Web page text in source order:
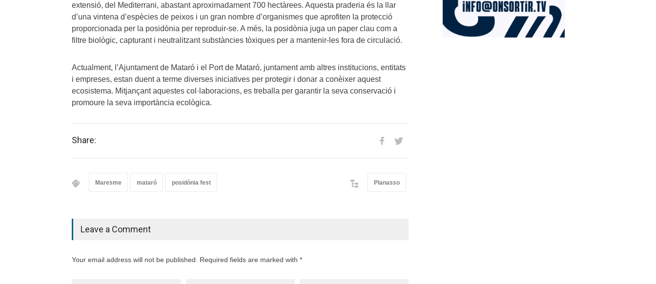
extensió, del Mediterrani, abastant aproximadament 700 hectàrees. Aquesta praderia és la llar
d’una vintena d’espècies de peixos i un gran nombre d’organismes que aprofiten la protecció
proporcionada per la posidònia per reproduir-se. A més, la posidònia juga un paper clau com a
filtre biològic, capturant i neutralitzant substàncies tòxiques per a mantenir-les fora de circulació.
Actualment, l’Ajuntament de Mataró i el Port de Mataró, juntament amb altres institucions, entitats
i empreses, estan duent a terme diverses iniciatives per protegir i donar a conèixer aquest
ecosistema. Mitjançant aquestes col·laboracions, es treballa per garantir la seva conservació i
promoure la seva importància ecològica.
Share:
Maresme mataró posidònia fest Planasso
Leave a Comment
Your email address will not be published. Required fields are marked with *